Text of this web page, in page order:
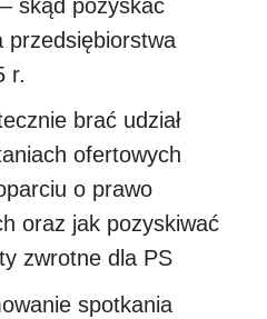
skąd pozyskać
przedsiębiorstwa
r.
brać udział
ofertowych
o prawo
oraz jak pozyskiwać
zwrotne dla PS
spotkania